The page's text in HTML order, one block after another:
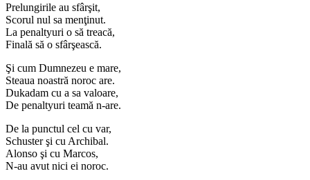
Prelungirile au sfârşit,
Scorul nul sa menţinut.
La penaltyuri o să treacă,
Finală să o sfârşească.
Şi cum Dumnezeu e mare,
Steaua noastră noroc are.
Dukadam cu a sa valoare,
De penaltyuri teamă n-are.
De la punctul cel cu var,
Schuster şi cu Archibal.
Alonso şi cu Marcos,
N-au avut nici ei noroc.